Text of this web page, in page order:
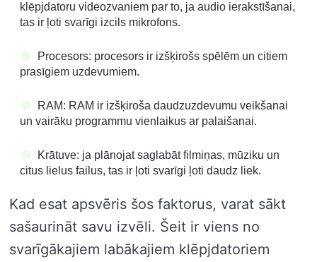
klēpjdatoru videozvaniem par to, ja audio ierakstīšanai,
tas ir ļoti svarīgi izcils mikrofons.
Procesors: procesors ir izšķirošs spēlēm un citiem
prasīgiem uzdevumiem.
RAM: RAM ir izšķiroša daudzuzdevumu veikšanai
un vairāku programmu vienlaikus ar palaišanai.
Krātuve: ja plānojat saglabāt filmiņas, mūziku un
citus lielus failus, tas ir ļoti svarīgi ļoti daudz liek.
Kad esat apsvēris šos faktorus, varat sākt
sašaurināt savu izvēli. Šeit ir viens no
svarīgākajiem labākajiem klēpjdatoriem